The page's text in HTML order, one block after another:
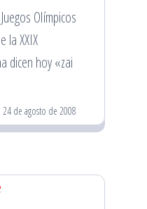
Olímpicos
la XXIX
dicen hoy «zai
24 de agosto de 2008